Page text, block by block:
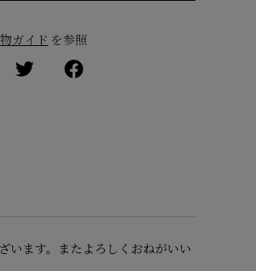
ガイド を参照
います。またよろしくおねがいい